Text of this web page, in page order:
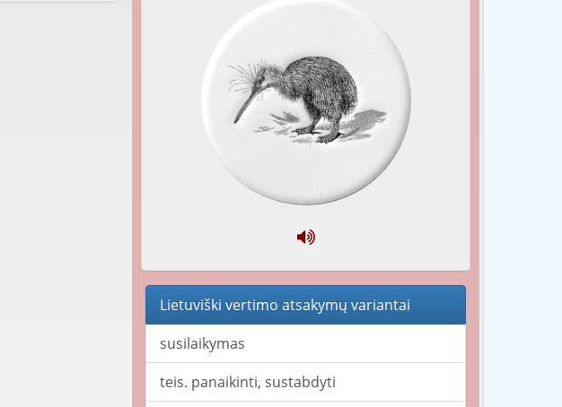
Lietuviški vertimo atsakymų variantai
susilaikymas
teis. panaikinti, sustabdyti